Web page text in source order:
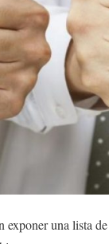
exponer una lista de